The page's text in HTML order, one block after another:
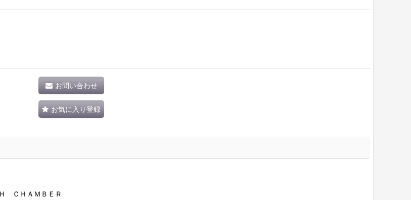
お問い合わせ
お気に入り登録
ＣＨＡＭＢＥＲ